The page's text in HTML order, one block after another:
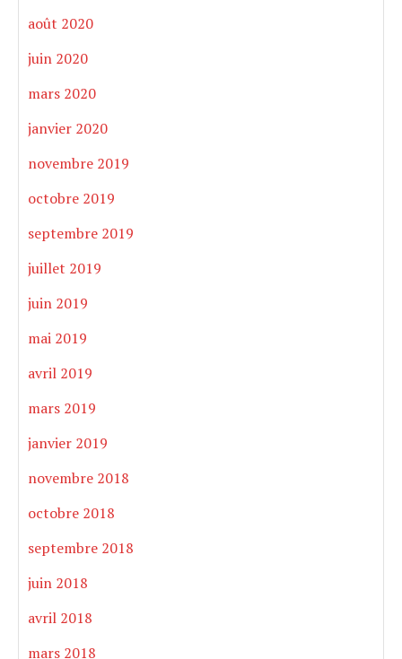
août 2020
juin 2020
mars 2020
janvier 2020
novembre 2019
octobre 2019
septembre 2019
juillet 2019
juin 2019
mai 2019
avril 2019
mars 2019
janvier 2019
novembre 2018
octobre 2018
septembre 2018
juin 2018
avril 2018
mars 2018